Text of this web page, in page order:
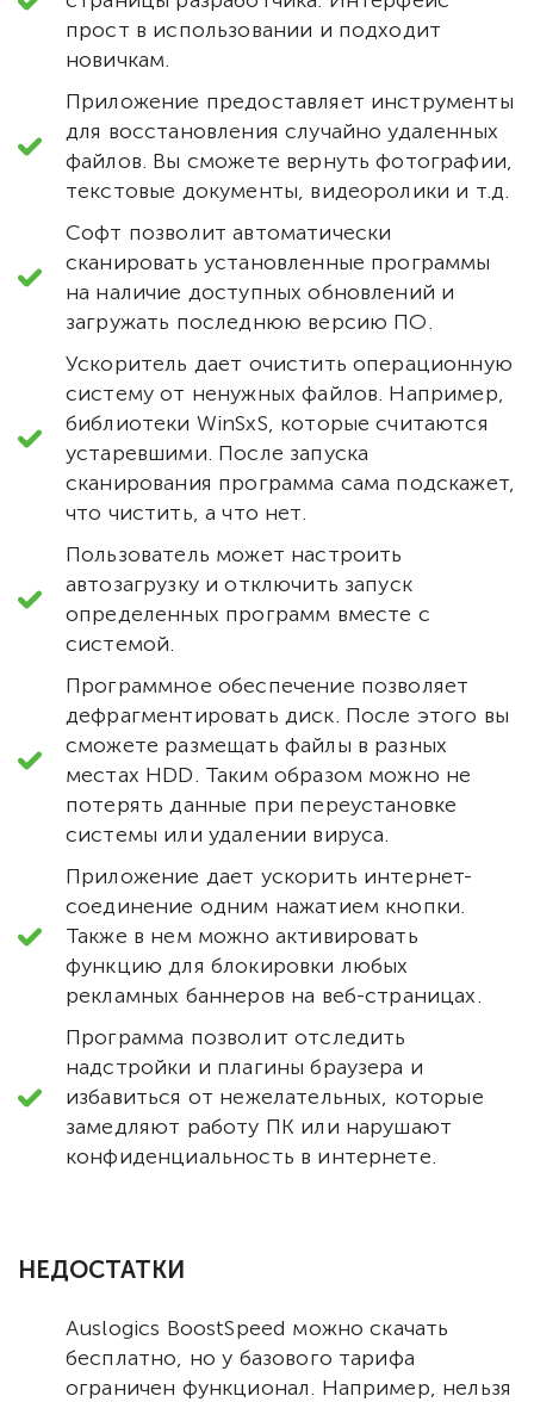
прост в использовании и подходит
новичкам.
Приложение предоставляет инструменты
для восстановления случайно удаленных
файлов. Вы сможете вернуть фотографии,
текстовые документы, видеоролики и т.д.
Софт позволит автоматически
сканировать установленные программы
на наличие доступных обновлений и
загружать последнюю версию ПО.
Ускоритель дает очистить операционную
систему от ненужных файлов. Например,
библиотеки WinSxS, которые считаются
устаревшими. После запуска
сканирования программа сама подскажет,
что чистить, а что нет.
Пользователь может настроить
автозагрузку и отключить запуск
определенных программ вместе с
системой.
Программное обеспечение позволяет
дефрагментировать диск. После этого вы
сможете размещать файлы в разных
местах HDD. Таким образом можно не
потерять данные при переустановке
системы или удалении вируса.
Приложение дает ускорить интернет-
соединение одним нажатием кнопки.
Также в нем можно активировать
функцию для блокировки любых
рекламных баннеров на веб-страницах.
Программа позволит отследить
надстройки и плагины браузера и
избавиться от нежелательных, которые
замедляют работу ПК или нарушают
конфиденциальность в интернете.
НЕДОСТАТКИ
Auslogics BoostSpeed можно скачать
бесплатно, но у базового тарифа
ограничен функционал. Например, нельзя